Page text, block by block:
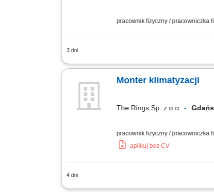
pracownik fizyczny / pracowniczka
3 dni
Zakres obowiązków: Montaż
Monter klimatyzacji
The Rings Sp. z o.o.
pracownik fizyczny / pracowniczka
aplikuj bez CV
4 dni
Montaż klimatyzacji Split, multi